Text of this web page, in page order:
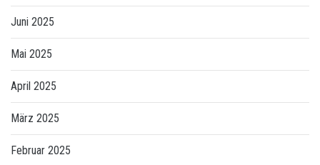
Juni 2025
Mai 2025
April 2025
März 2025
Februar 2025